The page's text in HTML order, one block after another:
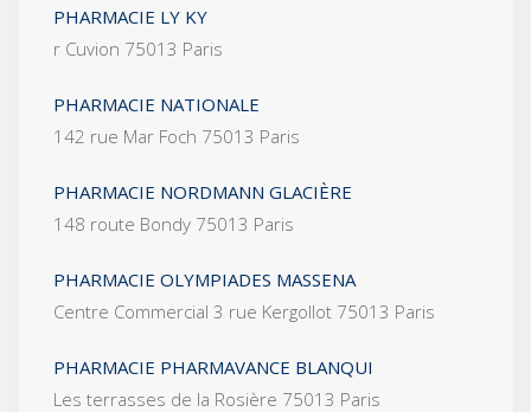
PHARMACIE LY KY
r Cuvion 75013 Paris
PHARMACIE NATIONALE
142 rue Mar Foch 75013 Paris
PHARMACIE NORDMANN GLACIÈRE
148 route Bondy 75013 Paris
PHARMACIE OLYMPIADES MASSENA
Centre Commercial 3 rue Kergollot 75013 Paris
PHARMACIE PHARMAVANCE BLANQUI
Les terrasses de la Rosière 75013 Paris